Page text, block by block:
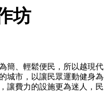
坊
簡、輕鬆便民，所以越現
城市，以讓民眾運動健身
讓費力的設施更為迷人，